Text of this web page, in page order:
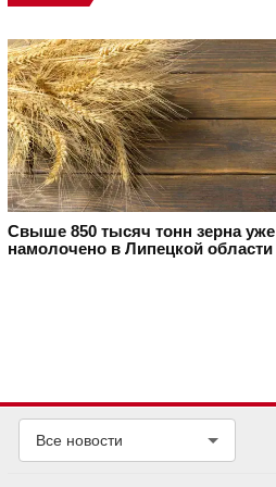
Свыше 850 тысяч тонн зерна уже
намолочено в Липецкой области
Все новости